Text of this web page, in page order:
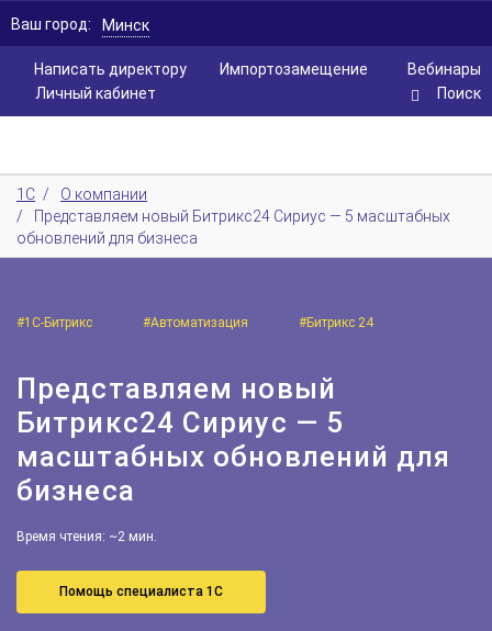
Написать директору Вебинары
Импортозамещение
Личный кабинет
Ваш город: Минск
Поиск
1С /
О компании
/
Представляем новый Битрикс24 Сириус — 5 масштабных
обновлений для бизнеса
#1С-Битрикс #Автоматизация #Битрикс 24
Представляем новый
Битрикс24 Сириус — 5
масштабных обновлений для
бизнеса
Время чтения: ~2 мин.
Помощь специалиста 1С